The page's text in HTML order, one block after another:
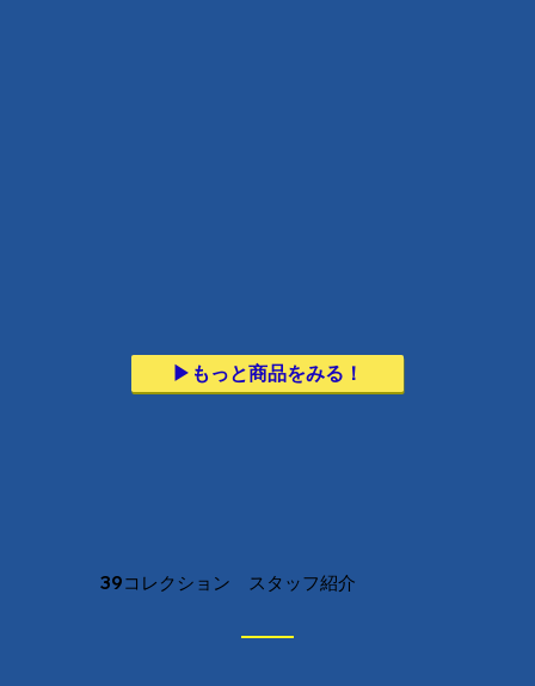
▶︎もっと商品をみる！
39コレクション スタッフ紹介